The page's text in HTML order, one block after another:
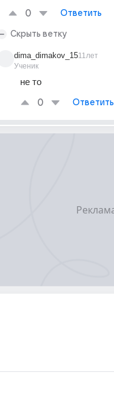
0 Ответить
Скрыть ветку
dima_dimakov_15
Ученик
11лет
не то
0 Ответить